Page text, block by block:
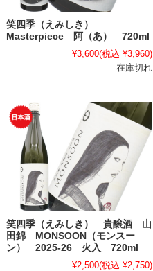
笑四季（えみしき）
Masterpiece 阿（あ） 720ml
¥3,600(税込 ¥3,960)
在庫切れ
笑四季（えみしき） 貴醸酒 山
田錦 MONSOON（モンスー
ン） 2025-26 火入 720ml
¥2,500(税込 ¥2,750)